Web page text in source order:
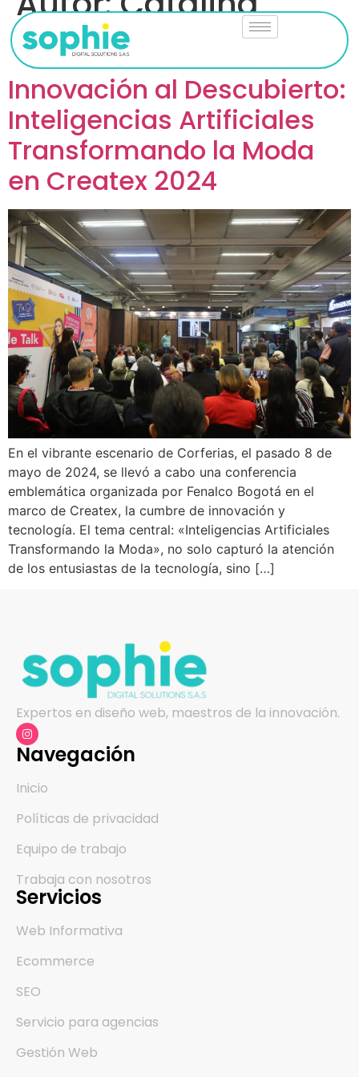
Pineda
Innovación al Descubierto:
Inteligencias Artificiales
Transformando la Moda
en Createx 2024
En el vibrante escenario de Corferias, el pasado 8 de
mayo de 2024, se llevó a cabo una conferencia
emblemática organizada por Fenalco Bogotá en el
marco de Createx, la cumbre de innovación y
tecnología. El tema central: «Inteligencias Artificiales
Transformando la Moda», no solo capturó la atención
de los entusiastas de la tecnología, sino […]
Expertos en diseño web, maestros de la innovación.
Navegación
Inicio
Políticas de privacidad
Equipo de trabajo
Trabaja con nosotros
Servicios
Web Informativa
Ecommerce
SEO
Servicio para agencias
Gestión Web